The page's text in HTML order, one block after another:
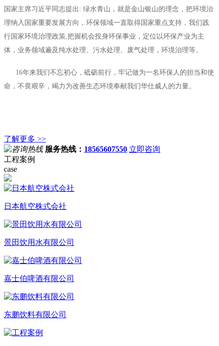
国家主席习近平同志提出: 绿水青山，就是金山银山的理念，把环境治
理纳入国家重要发展方向，环保领域一直取得国家重点支持，我们践
行国家环境治理政策,把握机会投身环保事业，定位以环保产业为主
体，业务领域遍及纯水处理、污水处理、废气处理，环境治理等。
16年来我们不忘初心，砥砺前行，牢记做为一名环保人的担当和使
命，不畏艰辛，竭力为改善生态环境奉献我们华仕威人的力量。
了解更多 >>
服务热线： 18565607550 立即咨询
工程案例
case
日本航空株式会社
景田饮用水有限公司
嘉士伯啤酒有限公司
东鹏饮料有限公司